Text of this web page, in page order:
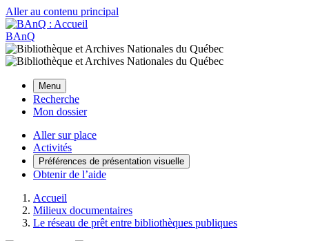
Aller au contenu principal
BAnQ
Menu
Recherche
Mon dossier
Aller sur place
Activités
Préférences de présentation visuelle
Obtenir de l’aide
Accueil
Milieux documentaires
Le réseau de prêt entre bibliothèques publiques